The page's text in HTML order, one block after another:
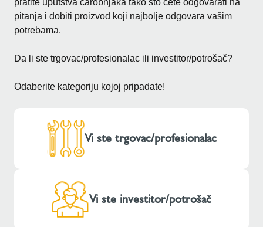
pitanja i dobiti proizvod koji najbolje odgovara vašim
potrebama.
Da li ste trgovac/profesionalac ili investitor/potrošač?
Odaberite kategoriju kojoj pripadate!
Vi ste trgovac/profesionalac
Vi ste investitor/potrošač